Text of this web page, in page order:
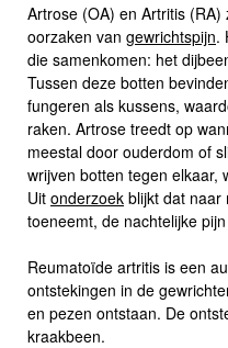
Artrose (OA) en Artritis
oorzaken van gewrichtspijn.
die samenkomen: het
Tussen deze botten
fungeren als kussens,
raken. Artrose treedt op
meestal door ouderdom of
wrijven botten tegen elkaar,
Uit onderzoek blijkt dat naar
toeneemt, de nachtelijke
Reumatoïde artritis is een
ontstekingen in de
en pezen ontstaan. De
kraakbeen.